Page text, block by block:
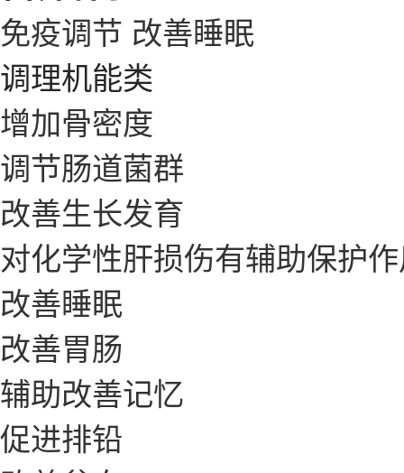
免疫调节 改善睡眠
调理机能类
增加骨密度
调节肠道菌群
改善生长发育
对化学性肝损伤有辅助保护
改善睡眠
改善胃肠
辅助改善记忆
促进排铅